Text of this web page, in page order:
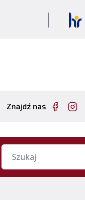
Znajdź nas